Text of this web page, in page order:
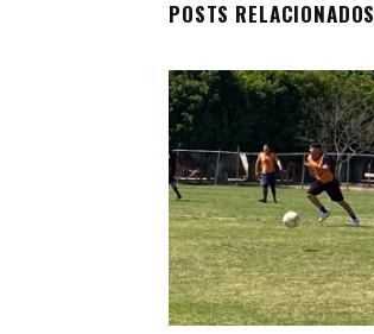
POSTS RELACIONADOS